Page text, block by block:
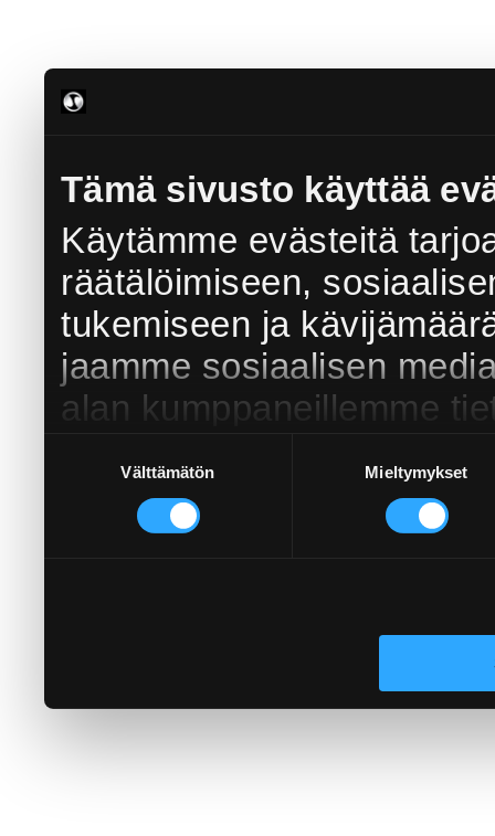
Tämä sivusto käyttää
Käytämme evästeitä
räätälöimiseen,
tukemiseen ja
jaamme sosiaalisen
alan kumppaneillemme
muihin tietoihin, joita olet
kun olet käyttänyt heidän
Välttämätön Mieltymykset